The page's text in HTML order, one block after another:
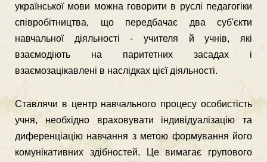
української мови можна говорити в руслі педагогіки
співробітництва, що передбачає два суб'єкти
навчальної діяльності - учителя й учнів, які
взаємодіють на паритетних засадах і
взаємозацікавлені в наслідках цієї діяльності.
Ставлячи в центр навчального процесу особистість
учня, необхідно враховувати індивідуалізацію та
диференціацію навчання з метою формування його
комуніка­тивних здібностей. Це вимагає групового